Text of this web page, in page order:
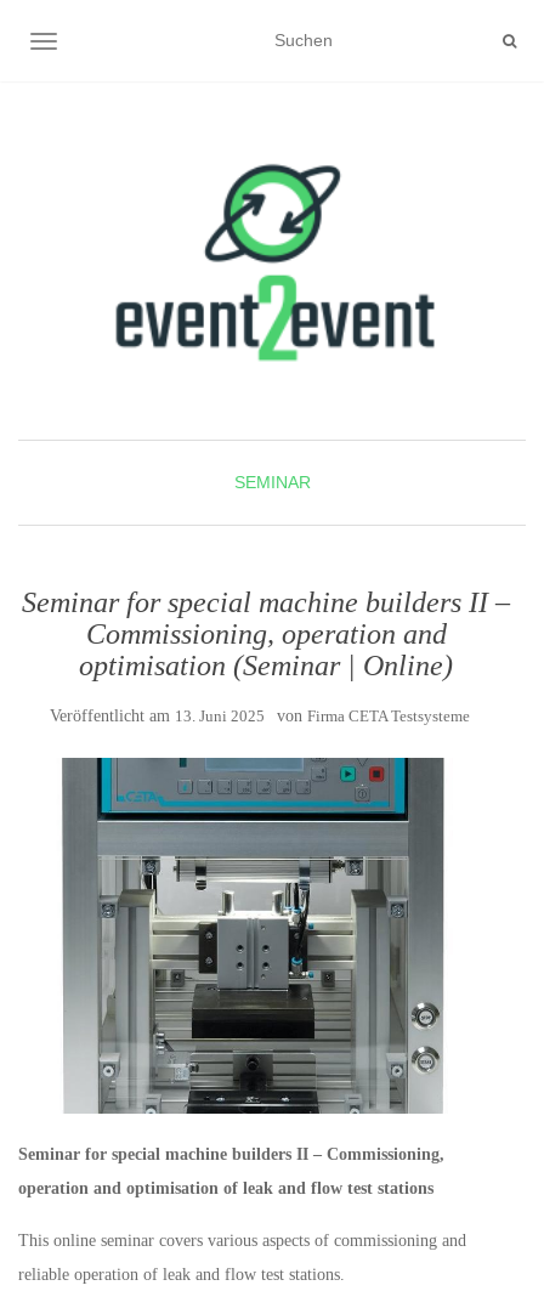
NAVIGATION UMSCHALTEN
SEMINAR
Seminar for special machine builders II –
Commissioning, operation and
optimisation (Seminar | Online)
Veröffentlicht am 13. Juni 2025 von Firma CETA Testsysteme
Seminar for special machine builders II – Commissioning,
operation and optimisation of leak and flow test stations
This online seminar covers various aspects of commissioning and
reliable operation of leak and flow test stations.